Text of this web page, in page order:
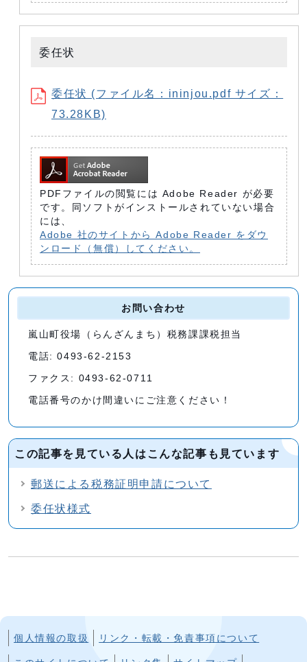
委任状
委任状 (ファイル名：ininjou.pdf サイズ：
73.28KB)
PDFファイルの閲覧には Adobe Reader が必要
です。同ソフトがインストールされていない場合
には、
Adobe 社のサイトから Adobe Reader をダウ
ンロード（無償）してください。
お問い合わせ
嵐山町役場（らんざんまち）税務課課税担当
電話: 0493-62-2153
ファクス: 0493-62-0711
電話番号のかけ間違いにご注意ください！
この記事を見ている人はこんな記事も見ています
郵送による税務証明申請について
委任状様式
個人情報の取扱 リンク・転載・免責事項について